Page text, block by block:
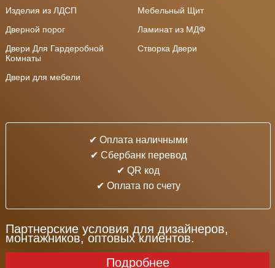
Изделия из ЛДСП
Мебельный Щит
Дверной порог
Ламинат из МДФ
Двери Для Гардеробной
Комнаты
Створка Двери
Двери для мебели
✔ Оплата наличными
✔ Cбербанк перевод
✔ QR код
✔ Оплата по счету
Партнерские условия для дизайнеров,
монтажников, оптовых клиентов.
Подробнее